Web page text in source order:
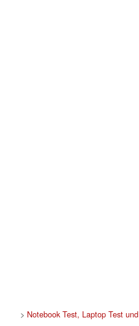
> Notebook Test, Laptop Test